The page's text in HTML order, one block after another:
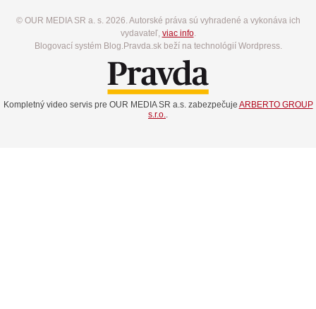
© OUR MEDIA SR a. s. 2026. Autorské práva sú vyhradené a vykonáva ich
vydavateľ, viac info.
Blogovací systém Blog.Pravda.sk beží na technológií Wordpress.
Kompletný video servis pre OUR MEDIA SR a.s. zabezpečuje ARBERTO GROUP
s.r.o.